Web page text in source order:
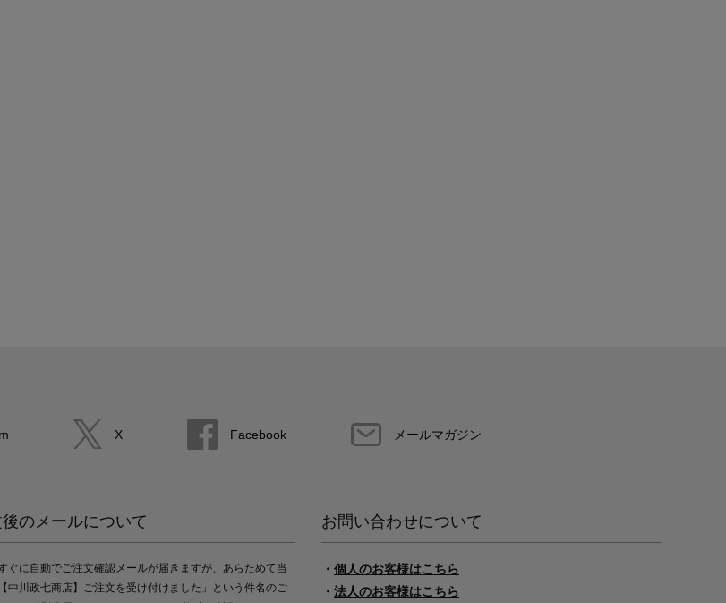
X Facebook メールマガジン
のメールについて
ぐに自動でご注文確認メールが届きますが、あらためて当
中川政七商店】ご注文を受け付けました」という件名のご
お問い合わせについて
・ 個人のお客様はこちら
・ 法人のお客様はこちら